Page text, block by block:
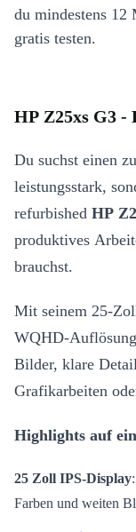
du mindestens 12
gratis testen.
HP Z25xs G3 -
Du suchst einen
leistungsstark,
refurbished HP
produktives
brauchst.
Mit seinem 25-
WQHD-
Bilder, klare
Grafikarbeiten
Highlights auf
25 Zoll IPS-Display
Farben und weiten
WQHD-Auflösung